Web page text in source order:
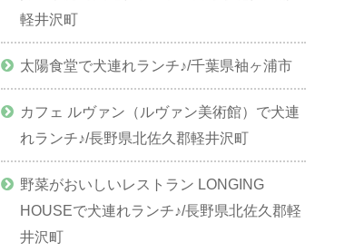
軽井沢町
太陽食堂で犬連れランチ♪/千葉県袖ヶ浦市
カフェ ルヴァン（ルヴァン美術館）で犬連
れランチ♪/長野県北佐久郡軽井沢町
野菜がおいしいレストラン LONGING
HOUSEで犬連れランチ♪/長野県北佐久郡軽
井沢町